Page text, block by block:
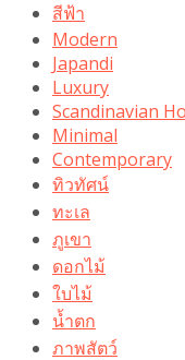
สีฟ้า
Modern
Japandi
Luxury
Scandinavian
Minimal
Contemporary
ทิวทัศน์
ทะเล
ภูเขา
ดอกไม้
ใบไม้
น้ำตก
ภาพสัตว์